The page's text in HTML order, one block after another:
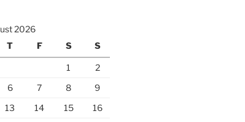
2026
T F S S
1
2
6 7 8
9
13 14 15
16